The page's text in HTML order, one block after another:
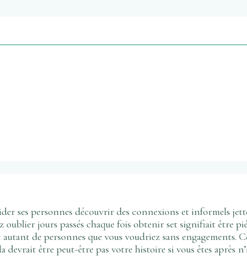
ses personnes découvrir des connexions et informels
oublier jours passés chaque fois obtenir set signifiait être
de personnes que vous voudriez sans engagements.
devrait être peut-être pas votre histoire si vous êtes après